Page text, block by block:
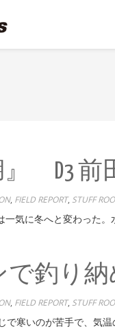
』 D3 前
, FIELD REPORT, STUFF
一気に冬へと変わった
で釣
, FIELD REPORT, STUFF
で寒いのが苦手で、気